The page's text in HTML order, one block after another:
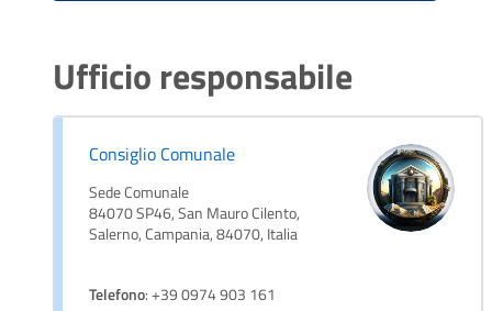
Ufficio responsabile
Consiglio Comunale
Sede Comunale
84070 SP46, San Mauro Cilento,
Salerno, Campania, 84070, Italia
Telefono: +39 0974 903 161